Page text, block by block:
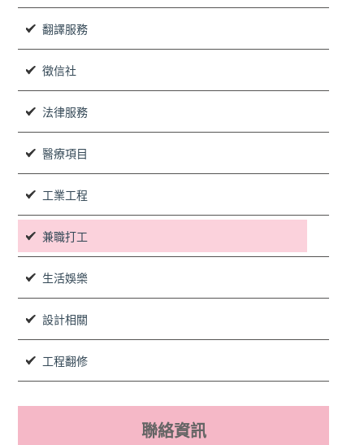
翻譯服務
徵信社
法律服務
醫療項目
工業工程
兼職打工
生活娛樂
設計相關
工程翻修
聯絡資訊